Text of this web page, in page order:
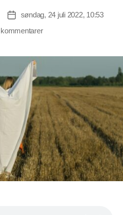
Indlægsdato
søndag, 24 juli 2022, 10:53
til
vaccineforbrydelser:
Sådan
gør